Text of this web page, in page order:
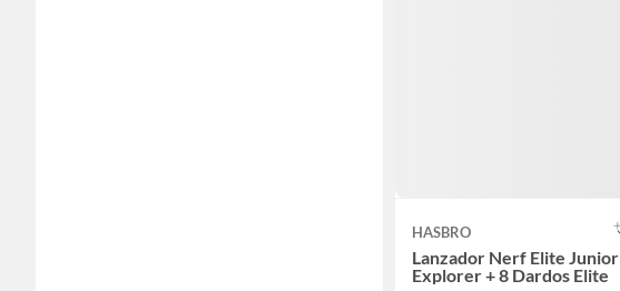
HASBRO
Lanzador Nerf Elite Junior
Explorer + 8 Dardos Elite